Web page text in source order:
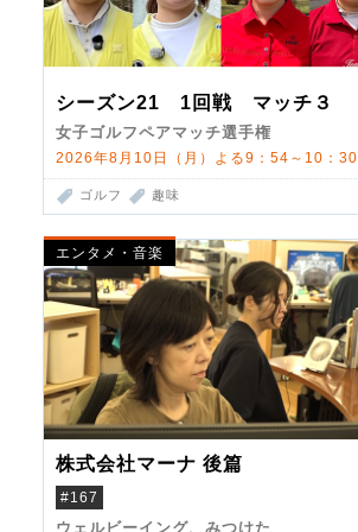
シーズン21 1回戦 マッチ３
女子ゴルフペアマッチ選手権
2026年8月10日（月）よる9：54～10：30
ゴルフ 趣味
エンタメ・音楽
株式会社マーナ 後篇
#167
ウェルビーイング、みつけた